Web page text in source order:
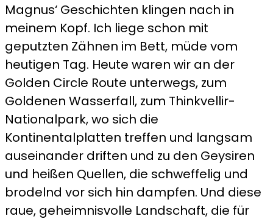
Magnus‘ Geschichten klingen nach in
meinem Kopf. Ich liege schon mit
geputzten Zähnen im Bett, müde vom
heutigen Tag. Heute waren wir an der
Golden Circle Route unterwegs, zum
Goldenen Wasserfall, zum Thinkvellir-
Nationalpark, wo sich die
Kontinentalplatten treffen und langsam
auseinander driften und zu den Geysiren
und heißen Quellen, die schweffelig und
brodelnd vor sich hin dampfen. Und diese
raue, geheimnisvolle Landschaft, die für